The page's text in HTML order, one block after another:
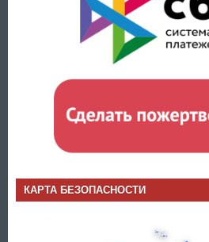
КАРТА БЕЗОПАСНОСТИ